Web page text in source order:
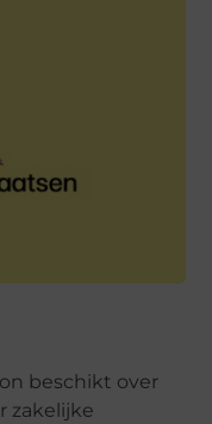
beschikt over
zakelijke